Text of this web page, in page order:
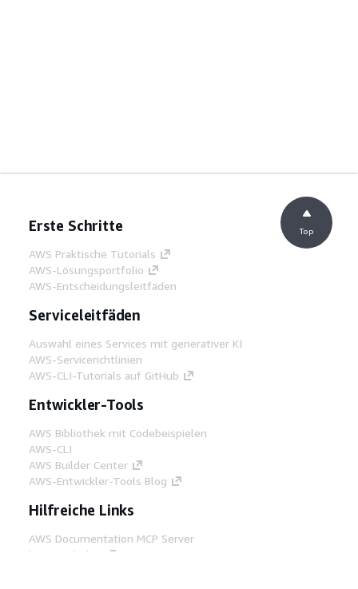
Erste Schritte
AWS Praktische Tutorials
AWS-Lösungsportfolio
AWS-Entscheidungsleitfäden
Serviceleitfäden
Auswahl eines Services mit generativer KI
AWS-Servicerichtlinien
AWS-CLI-Tutorials auf GitHub
Entwickler-Tools
AWS Bibliothek mit Codebeispielen
AWS-CLI
AWS Builder Center
AWS-Entwickler-Tools Blog
Hilfreiche Links
AWS Documentation MCP Server
herunterladen
Top